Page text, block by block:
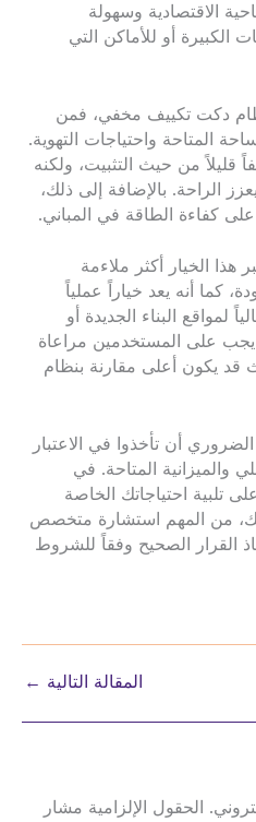
الاقتصادية وسهولة
الكبيرة أو للأماكن التي
دكت تكييف مخفي، فمن
المتاحة واحتياجات التهوية.
قليلاً من حيث التثبيت، ولكنه
الراحة. بالإضافة إلى ذلك،
كفاءة الطاقة في المباني.
هذا الخيار أكثر ملاءمة
كما أنه يعد خياراً عملياً
لمواقع البناء الجديدة أو
يجب على المستخدمين مراعاة
قد يكون أعلى مقارنة بنظام
أن تأخذوا في الاعتبار
والميزانية المتاحة. في
على تلبية احتياجاتك الخاصة
من المهم استشارة متخصص
القرار الصحيح وفقاً للشروط
المقالة التالية ←
الحقول الإلزامية مشار